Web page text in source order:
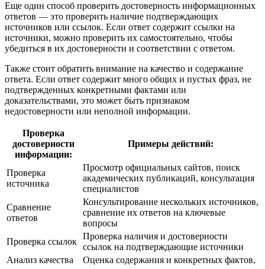
Еще один способ проверить достоверность информационных
ответов — это проверить наличие подтверждающих
источников или ссылок. Если ответ содержит ссылки на
источники, можно проверить их самостоятельно, чтобы
убедиться в их достоверности и соответствии с ответом.
Также стоит обратить внимание на качество и содержание
ответа. Если ответ содержит много общих и пустых фраз, не
подтвержденных конкретными фактами или
доказательствами, это может быть признаком
недостоверности или неполной информации.
Проверка
достоверности
информации:
Примеры действий:
Проверка
источника
Просмотр официальных сайтов, поиск
академических публикаций, консультация
специалистов
Сравнение
ответов
Консультирование нескольких источников,
сравнение их ответов на ключевые
вопросы
Проверка ссылок
Проверка наличия и достоверности
ссылок на подтверждающие источники
Анализ качества
Оценка содержания и конкретных фактов,